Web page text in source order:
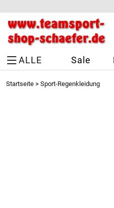
ALLE Sale
Startseite > Sport-Regenkleidung